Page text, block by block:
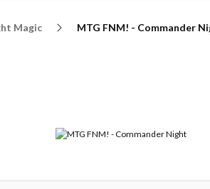
Magic MTG FNM! - Commander